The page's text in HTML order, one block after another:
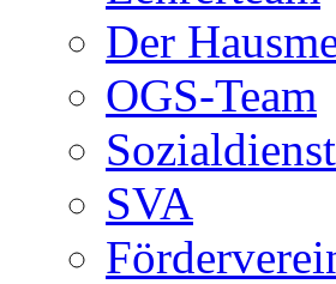
Der
OGS-Team
SVA